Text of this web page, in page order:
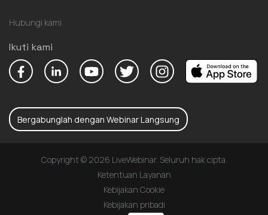
Hubungi kami
Ikuti kami
Bergabunglah dengan Webinar Langsung
Copyright © 2026 LiveWebinar. Seluruh hak cipta.
Ketentuan Layanan
Kebijakan Cookie
Kebijakan pribadi